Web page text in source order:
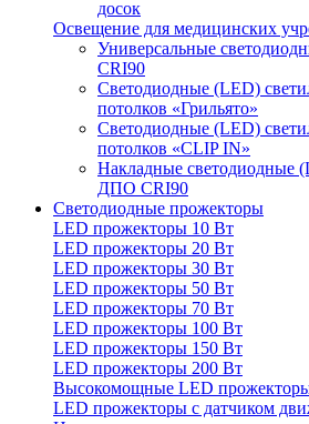
досок
Освещение для медицинских
Универсальные
CRI90
Светодиодные (LED)
потолков «Грильято»
Светодиодные (LED)
потолков «CLIP IN»
Накладные светодиодные
ДПО CRI90
Светодиодные прожекторы
LED прожекторы 10 Вт
LED прожекторы 20 Вт
LED прожекторы 30 Вт
LED прожекторы 50 Вт
LED прожекторы 70 Вт
LED прожекторы 100 Вт
LED прожекторы 150 Вт
LED прожекторы 200 Вт
Высокомощные LED
LED прожекторы с датчиком